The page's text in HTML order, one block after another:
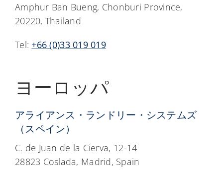
Amphur Ban Bueng, Chonburi Province,
20220, Thailand
Tel:+66 (0)33 019 019
ヨーロッパ
アライアンス・ランドリー・システムズ
（スペイン）
C. de Juan de la Cierva, 12-14
28823 Coslada, Madrid, Spain